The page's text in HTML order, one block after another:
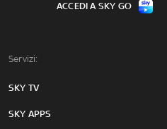
Servizi:
SKY TV
SKY APPS
ACCEDI A SKY GO